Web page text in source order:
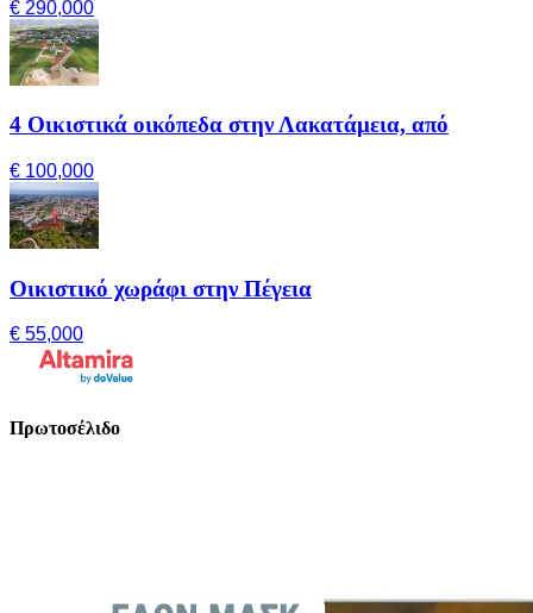
€ 290,000
4 Οικιστικά οικόπεδα στην Λακατάμεια, από
€ 100,000
Οικιστικό χωράφι στην Πέγεια
€ 55,000
Πρωτοσέλιδο